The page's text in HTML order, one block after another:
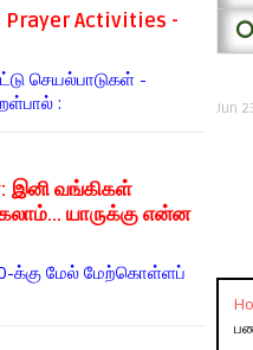
Activities -
செயல்பாடுகள் -
:
இனி வங்கிகள்
யாருக்கு என்ன
க்கு மேல் மேற்​கொள்​ளப்​
Jun